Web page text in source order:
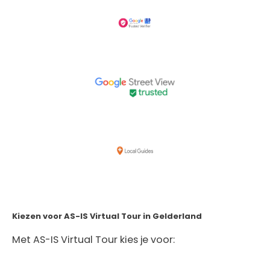
Kiezen voor AS-IS Virtual Tour in Gelderland
Met AS-IS Virtual Tour kies je voor: